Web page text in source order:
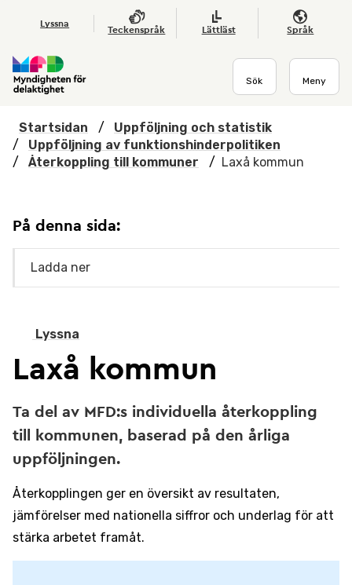
Hoppa till huvudmenyn
Lyssna
Teckenspråk Lättläst Språk
Sök Meny
Startsidan /
Uppföljning och statistik
/
Uppföljning av funktionshinderpolitiken
/
Återkoppling till kommuner / Laxå kommun
Lyssna
Laxå kommun
Ta del av MFD:s individuella återkoppling
till kommunen, baserad på den årliga
uppföljningen.
Återkopplingen ger en översikt av resultaten,
jämförelser med nationella siffror och underlag för att
stärka arbetet framåt.
På denna sida:
Ladda ner